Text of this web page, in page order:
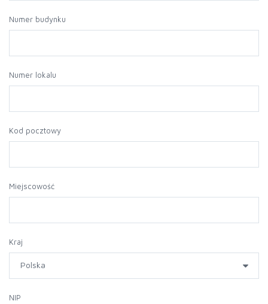
Numer budynku
Numer lokalu
Kod pocztowy
Miejscowość
Kraj
NIP